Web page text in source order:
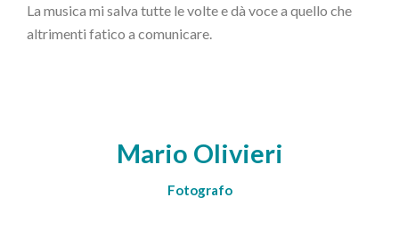
La musica mi salva tutte le volte e dà voce a quello che
altrimenti fatico a comunicare.
Mario Olivieri
Fotografo